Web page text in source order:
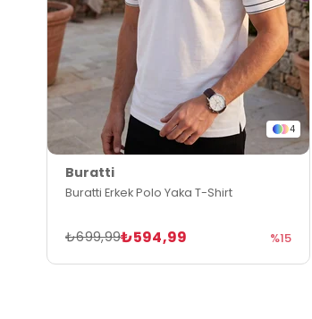
4
Buratti
Buratti Erkek Polo Yaka T-Shirt
₺594,99
₺699,99 %15